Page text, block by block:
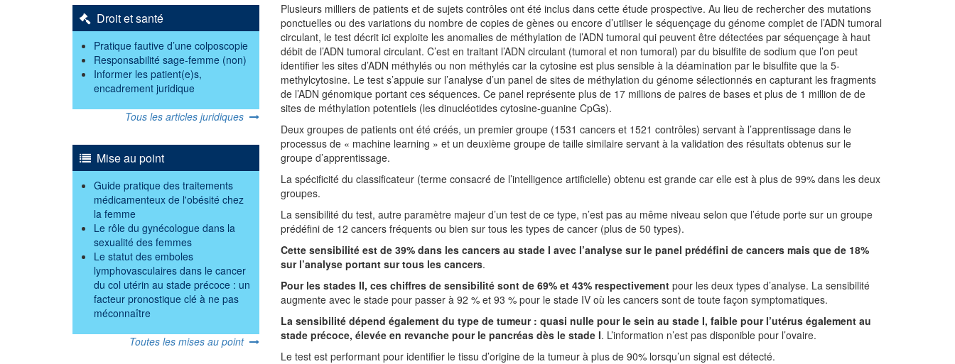
Plusieurs milliers de patients et de sujets contrôles ont été inclus dans cette étude prospective. Au lieu de rechercher des mutations
ponctuelles ou des variations du nombre de copies de gènes ou encore d’utiliser le séquençage du génome complet de l’ADN tumoral
circulant, le test décrit ici exploite les anomalies de méthylation de l’ADN tumoral qui peuvent être détectées par séquençage à haut
débit de l’ADN tumoral circulant. C’est en traitant l’ADN circulant (tumoral et non tumoral) par du bisulfite de sodium que l’on peut
identifier les sites d’ADN méthylés ou non méthylés car la cytosine est plus sensible à la déamination par le bisulfite que la 5-
methylcytosine. Le test s’appuie sur l’analyse d’un panel de sites de méthylation du génome sélectionnés en capturant les fragments
de l’ADN génomique portant ces séquences. Ce panel représente plus de 17 millions de paires de bases et plus de 1 million de de
sites de méthylation potentiels (les dinucléotides cytosine-guanine CpGs).
Deux groupes de patients ont été créés, un premier groupe (1531 cancers et 1521 contrôles) servant à l’apprentissage dans le
processus de « machine learning » et un deuxième groupe de taille similaire servant à la validation des résultats obtenus sur le
groupe d’apprentissage.
La spécificité du classificateur (terme consacré de l’intelligence artificielle) obtenu est grande car elle est à plus de 99% dans les deux
groupes.
La sensibilité du test, autre paramètre majeur d’un test de ce type, n’est pas au même niveau selon que l’étude porte sur un groupe
prédéfini de 12 cancers fréquents ou bien sur tous les types de cancer (plus de 50 types).
Cette sensibilité est de 39% dans les cancers au stade I avec l’analyse sur le panel prédéfini de cancers mais que de 18%
sur l’analyse portant sur tous les cancers.
Pour les stades II, ces chiffres de sensibilité sont de 69% et 43% respectivementpour les deux types d’analyse. La sensibilité
augmente avec le stade pour passer à 92 % et 93 % pour le stade IV où les cancers sont de toute façon symptomatiques.
La sensibilité dépend également du type de tumeur : quasi nulle pour le sein au stade I, faible pour l’utérus également au
stade précoce, élevée en revanche pour le pancréas dès le stade I. L’information n’est pas disponible pour l’ovaire.
Le test est performant pour identifier le tissu d’origine de la tumeur à plus de 90% lorsqu’un signal est détecté.
Droit et santé
Pratique fautive d’une colposcopie
Responsabilité sage-femme (non)
Informer les patient(e)s,
encadrement juridique
Tous les articles juridiques
Mise au point
Guide pratique des traitements
médicamenteux de l'obésité chez
la femme
Le rôle du gynécologue dans la
sexualité des femmes
Le statut des emboles
lymphovasculaires dans le cancer
du col utérin au stade précoce : un
facteur pronostique clé à ne pas
méconnaître
Toutes les mises au point